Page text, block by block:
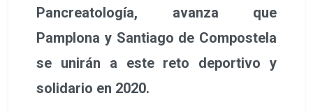
Pancreatología, avanza que
Pamplona y Santiago de Compostela
se unirán a este reto deportivo y
solidario en 2020.